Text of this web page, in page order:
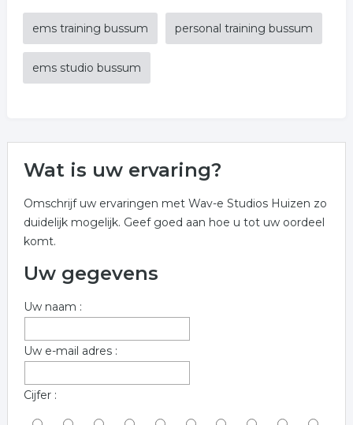
ems training bussum personal training bussum
ems studio bussum
Wat is uw ervaring?
Omschrijf uw ervaringen met Wav-e Studios Huizen zo
duidelijk mogelijk. Geef goed aan hoe u tot uw oordeel
komt.
Uw gegevens
Uw naam :
Uw e-mail adres :
Cijfer :